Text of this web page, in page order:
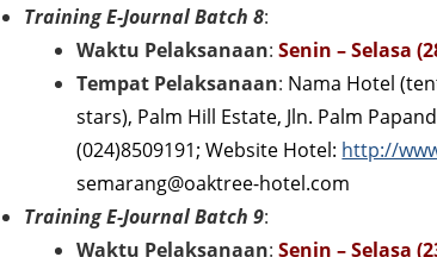
Training E-Journal Batch 8:
Waktu Pelaksanaan:Senin – Selasa
Tempat Pelaksanaan: Nama Hotel
stars), Palm Hill Estate, Jln. Palm
(024)8509191; Website Hotel: http://
semarang@oaktree-hotel.com
Training E-Journal Batch 9:
Waktu Pelaksanaan:Senin – Selasa